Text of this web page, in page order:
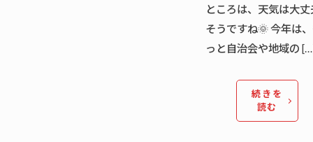
ところは、天気は大丈
そうですね🌞 今年は
っと自治会や地域の
続きを
読む